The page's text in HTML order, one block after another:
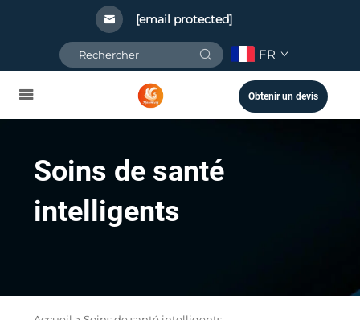
[email protected]
FR
Obtenir un devis
Soins de santé
intelligents